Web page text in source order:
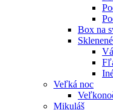
Box na
Veľká noc
Mikuláš